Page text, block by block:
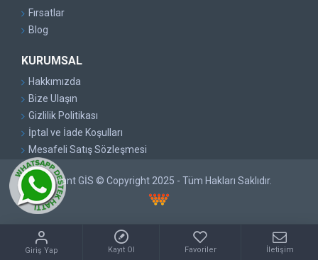
Fırsatlar
Blog
KURUMSAL
Hakkımızda
Bize Ulaşın
Gizlilik Politikası
İptal ve İade Koşulları
Mesafeli Satış Sözleşmesi
Pırlant GİS © Copyright 2025 - Tüm Hakları Saklıdır.
Giriş Yap Kayıt Ol Favoriler İletişim